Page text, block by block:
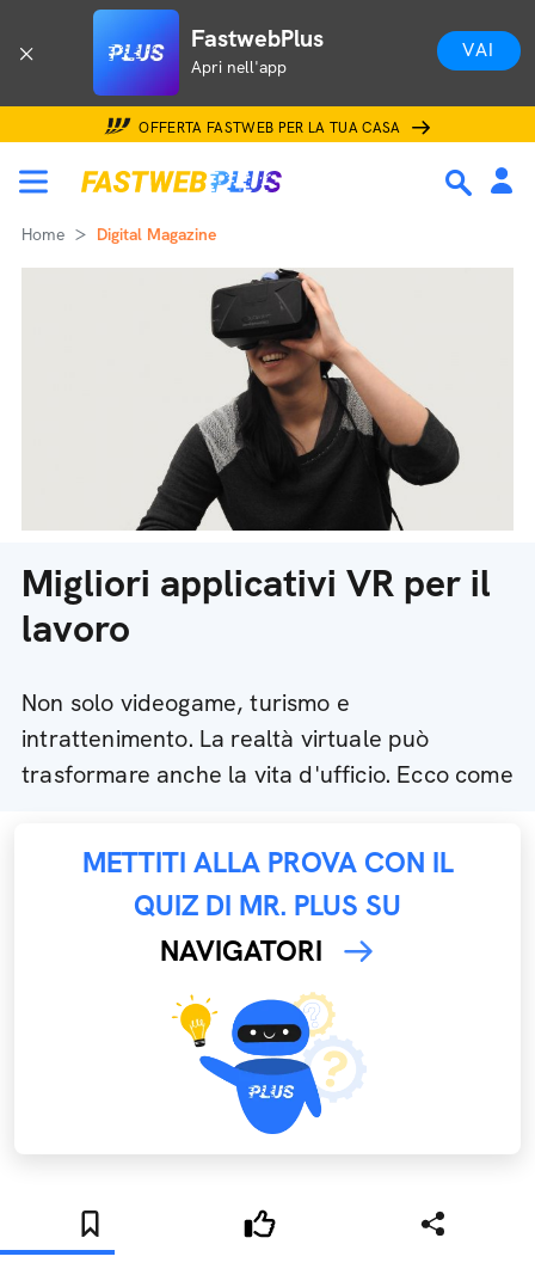
FastwebPlus
Apri nell'app
VAI
OFFERTA FASTWEB PER LA TUA CASA
Home Digital Magazine
Migliori applicativi VR per il
lavoro
Non solo videogame, turismo e
intrattenimento. La realtà virtuale può
trasformare anche la vita d'ufficio. Ecco come
METTITI ALLA PROVA CON IL
QUIZ DI MR. PLUS SU
NAVIGATORI